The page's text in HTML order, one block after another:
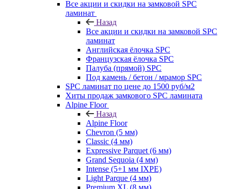
Все акции и скидки на замковой SPC
ламинат
Назад
Все акции и скидки на замковой SPC
ламинат
Английская ёлочка SPC
Французская ёлочка SPC
Палуба (прямой) SPC
Под камень / бетон / мрамор SPC
SPC ламинат по цене до 1500 руб/м2
Хиты продаж замкового SPC ламината
Alpine Floor
Назад
Alpine Floor
Chevron (5 мм)
Classic (4 мм)
Expressive Parquet (6 мм)
Grand Sequoia (4 мм)
Intense (5+1 мм IXPE)
Light Parque (4 мм)
Premium XL (8 мм)